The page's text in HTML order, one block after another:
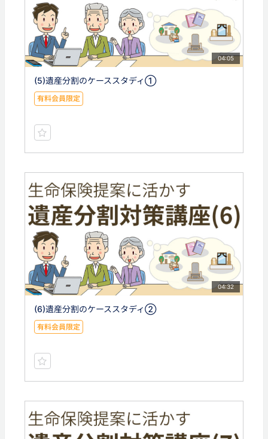
04:05
(5)遺産分割のケーススタディ①
有料会員限定
04:32
(6)遺産分割のケーススタディ②
有料会員限定